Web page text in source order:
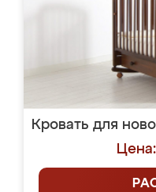
Кровать для